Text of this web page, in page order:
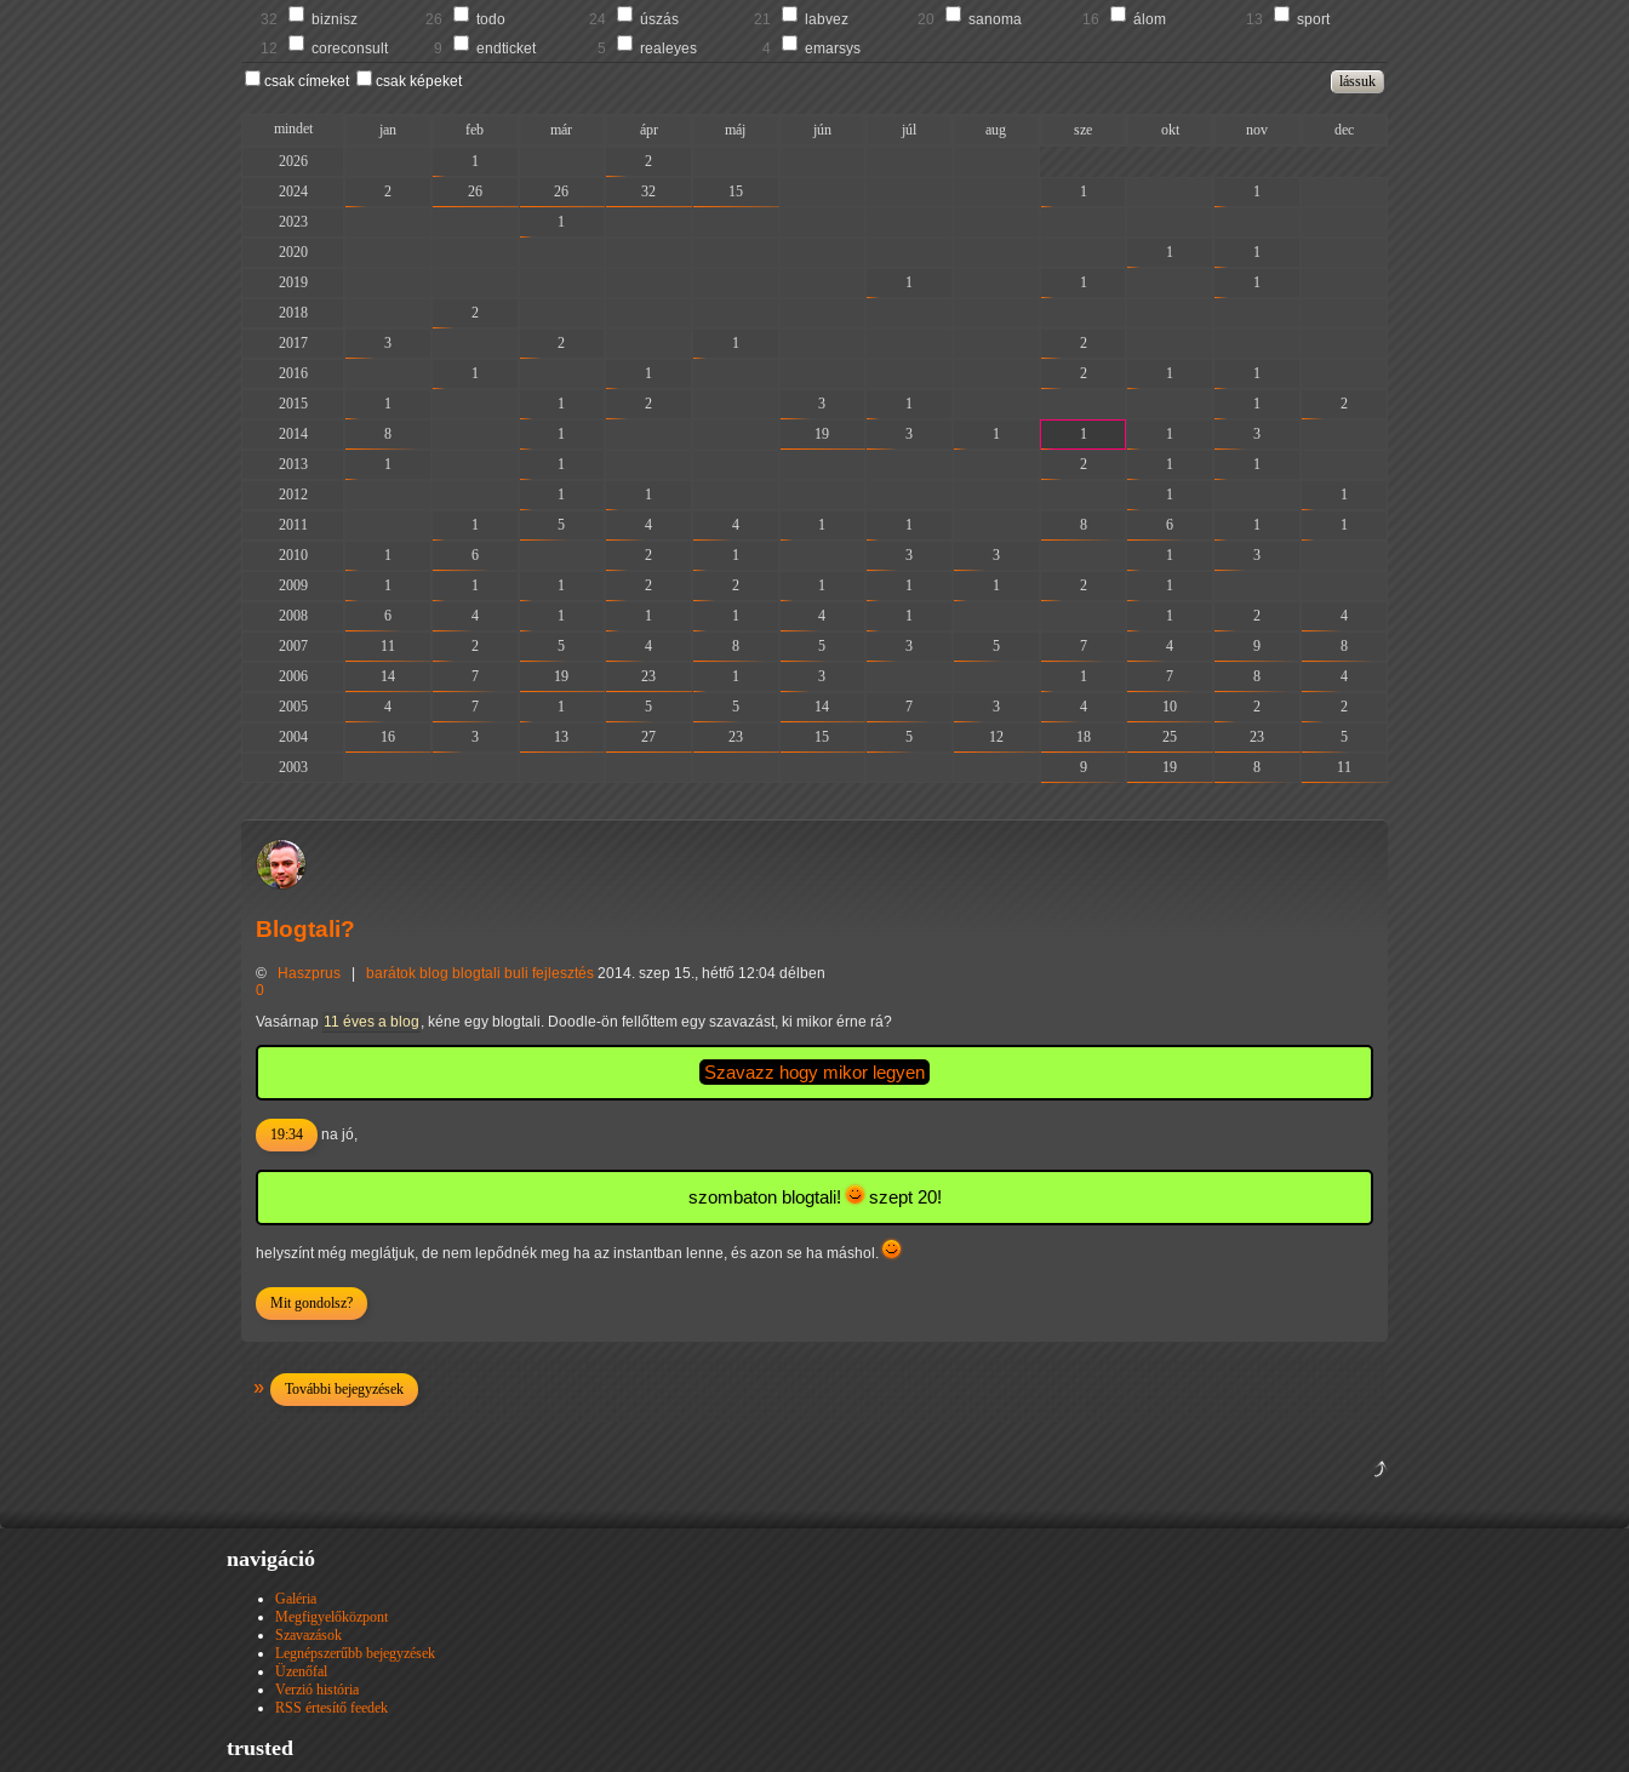
32
biznisz 26 todo 24 úszás 21 labvez 20 sanoma 16 álom 13
sport
12
coreconsult 9 endticket 5 realeyes 4
emarsys
csak címeket
csak képeket
mindet jan feb már ápr máj jún júl aug sze okt nov
dec
2026
1 2
2024
2 26 26 32 15 1 1
2023
1
2020
1 1
2019
1 1 1
2018
2
2017
3 2 1 2
2016
1 1 2 1 1
2015
1 1 2 3 1 1
2
2014
8 1 19 3 1 1 1 3
2013
1 1 2 1 1
2012
1 1 1
1
2011
1 5 4 4 1 1 8 6 1
1
2010
1 6 2 1 3 3 1 3
2009
1 1 1 2 2 1 1 1 2 1
2008
6 4 1 1 1 4 1 1 2
4
2007
11 2 5 4 8 5 3 5 7 4 9
8
2006
14 7 19 23 1 3 1 7 8
4
2005
4 7 1 5 5 14 7 3 4 10 2
2
2004
16 3 13 27 23 15 5 12 18 25 23
5
2003
9 19 8 11
Blogtali?
© Haszprus barátok blog blogtali buli fejlesztés 2014. szep 15., hétfő 12:04 délben
0
Vasárnap 11 éves a blog , kéne egy blogtali. Doodle-ön fellőttem egy szavazást, ki mikor érne rá?
Szavazz hogy mikor legyen
19:34 na jó,
szombaton blogtali! szept 20!
helyszínt még meglátjuk, de nem lepődnék meg ha az instantban lenne, és azon se ha máshol.
Mit gondolsz?
További bejegyzések
navigáció
Galéria
Megfigyelőközpont
Szavazások
Legnépszerűbb bejegyzések
Üzenőfal
Verzió história
RSS értesítő feedek
trusted